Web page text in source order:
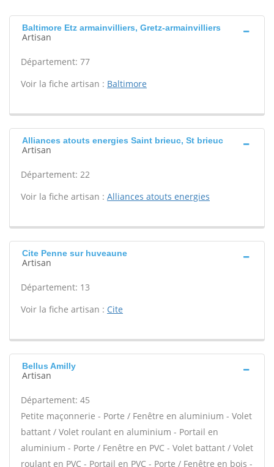
Baltimore Etz armainvilliers, Gretz-armainvilliers
Artisan
Département: 77
Voir la fiche artisan : Baltimore
Alliances atouts energies Saint brieuc, St brieuc
Artisan
Département: 22
Voir la fiche artisan : Alliances atouts energies
Cite Penne sur huveaune
Artisan
Département: 13
Voir la fiche artisan : Cite
Bellus Amilly
Artisan
Département: 45
Petite maçonnerie - Porte / Fenêtre en aluminium - Volet
battant / Volet roulant en aluminium - Portail en
aluminium - Porte / Fenêtre en PVC - Volet battant / Volet
roulant en PVC - Portail en PVC - Porte / Fenêtre en bois -